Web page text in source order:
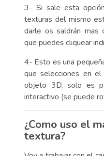
3- Si sale esta
texturas del mismo
darle os saldrán mas
que puedes cliquear
4- Esto es una
que selecciones en
objeto 3D, solo es
interactivo (se puede
¿Como uso el
textura?